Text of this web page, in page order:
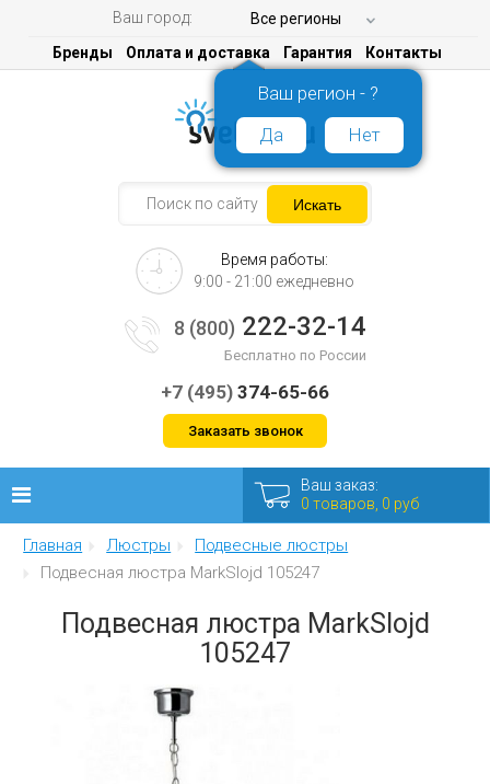
Ваш город: Все регионы
Ваш регион - ?
Да
Нет
Бренды Оплата и доставка Гарантия Контакты
Время работы:
9:00 - 21:00 ежедневно
8 (800) 222-32-14
Бесплатно по России
+7 (495) 374-65-66
Заказать звонок
Люстры
Распродажа
Ваш заказ:
0 товаров, 0 руб
Главная Люстры
Подвесные люстры
Подвесная люстра MarkSlojd 105247
Подвесная люстра MarkSlojd
105247